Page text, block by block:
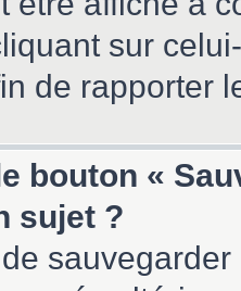
sur
de rapporter
bouton «
sujet ?